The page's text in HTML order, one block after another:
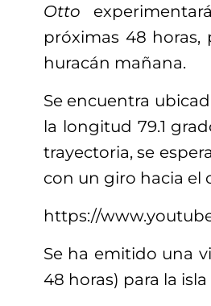
Otto
próximas 48 horas,
huracán mañana.
Se encuentra
la longitud 79.1
trayectoria, se
con un giro hacia el
https://
Se ha emitido una
48 horas) para la